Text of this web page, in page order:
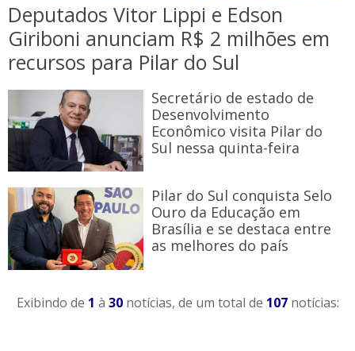
​Deputados Vitor Lippi e Edson
Giriboni anunciam R$ 2 milhões em
recursos para Pilar do Sul
Secretário de estado de
Desenvolvimento
Econômico visita Pilar do
Sul nessa quinta-feira
​Pilar do Sul conquista Selo
Ouro da Educação em
Brasília e se destaca entre
as melhores do país
Exibindo de 1 à 30notícias, de um total de 107notícias: